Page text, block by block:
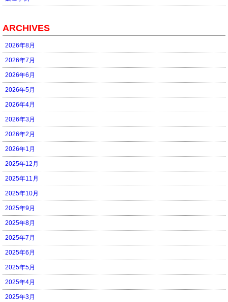
ARCHIVES
2026年8月
2026年7月
2026年6月
2026年5月
2026年4月
2026年3月
2026年2月
2026年1月
2025年12月
2025年11月
2025年10月
2025年9月
2025年8月
2025年7月
2025年6月
2025年5月
2025年4月
2025年3月